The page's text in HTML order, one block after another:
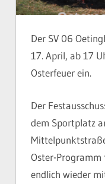
Der SV 06
17. April, ab 17
Osterfeuer ein.
Der
dem Sportplatz
Oster-Programm
endlich wieder